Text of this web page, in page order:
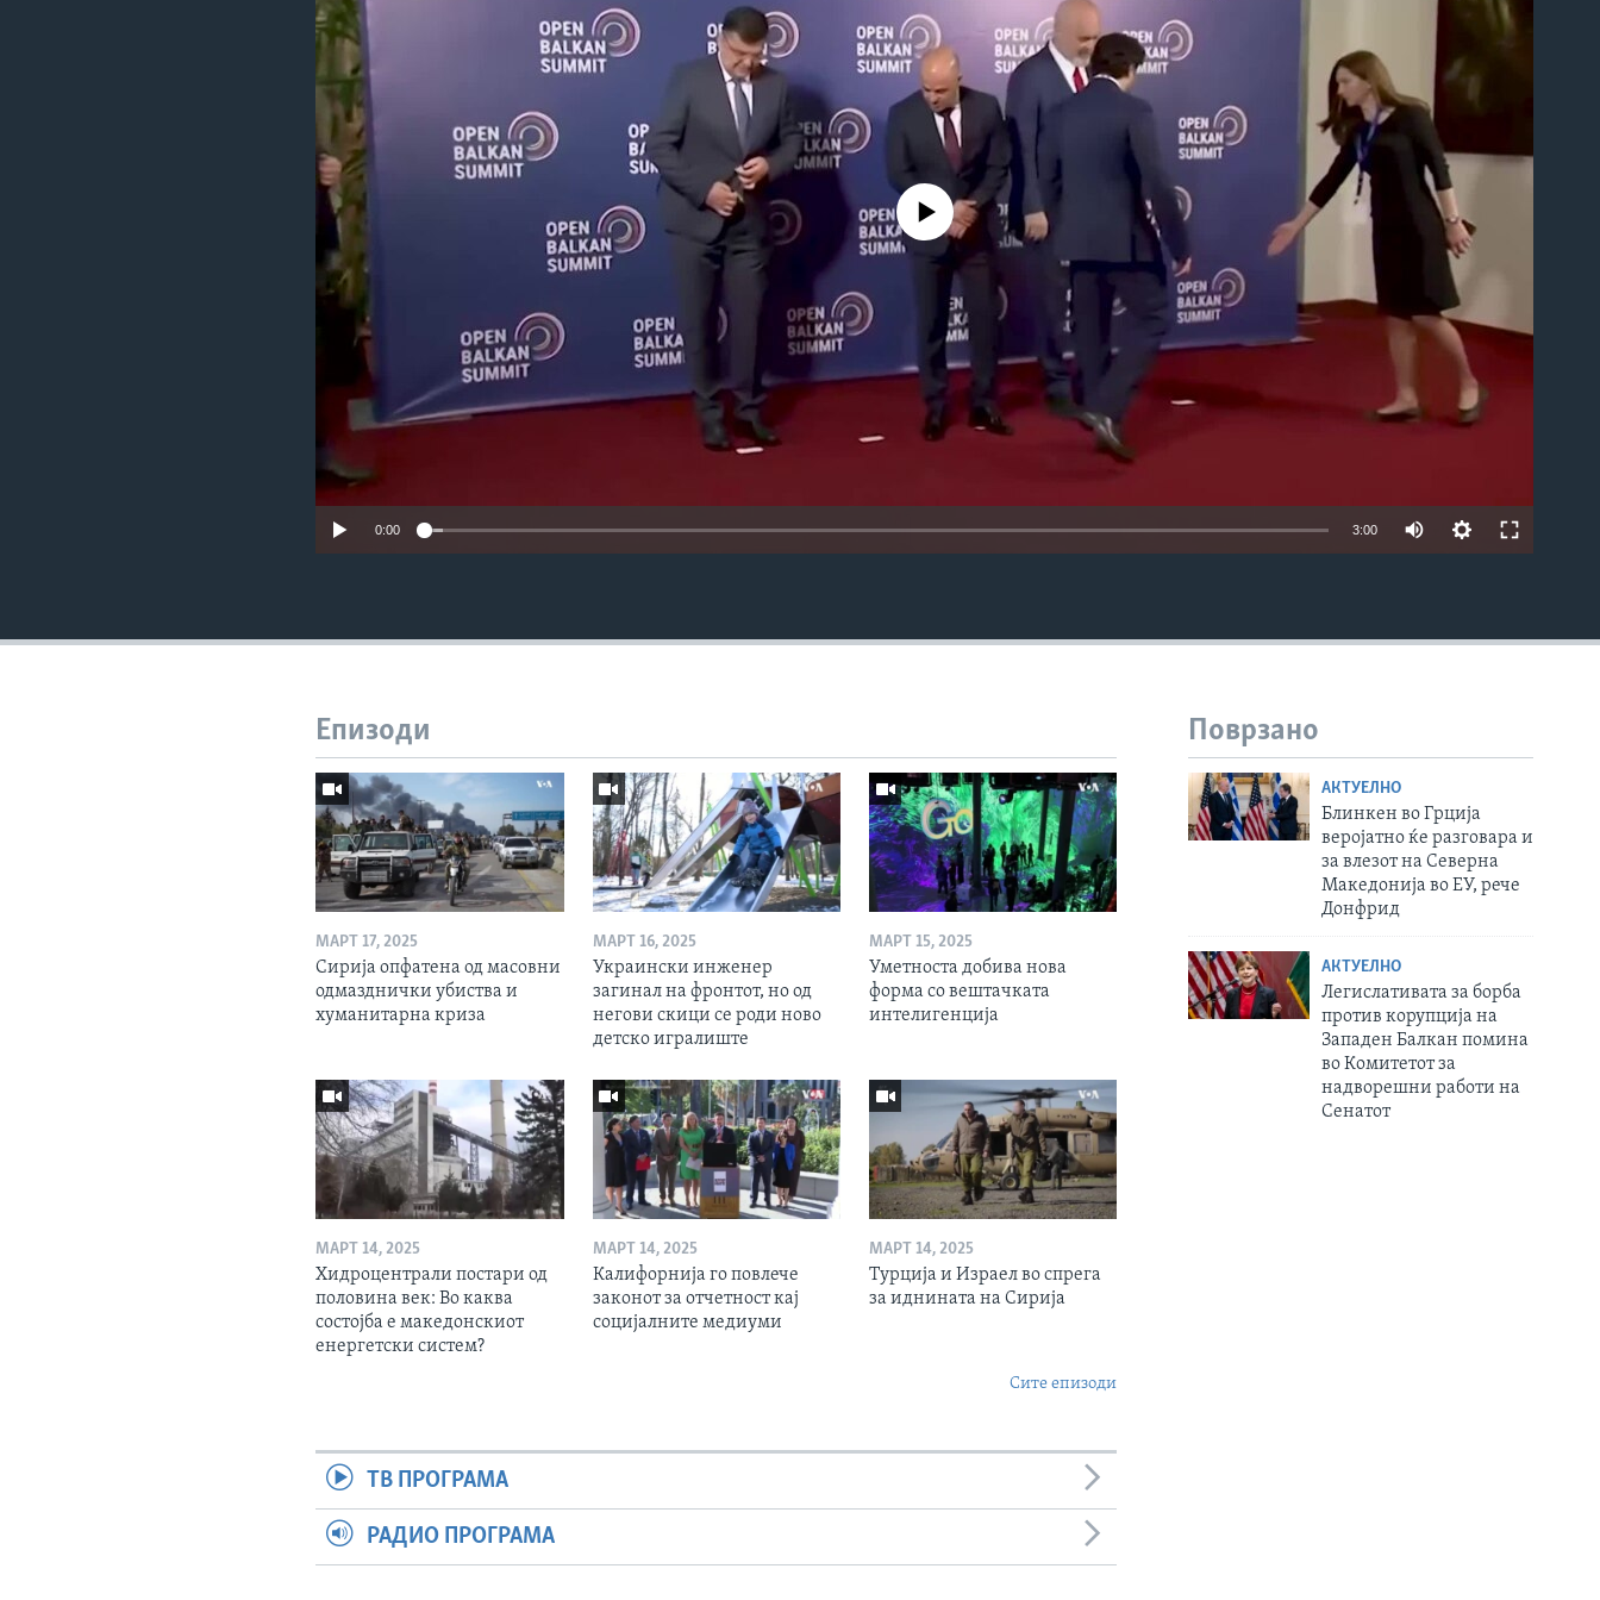
No media source currently available
0:00 3:00
Поврзано
АКТУЕЛНО
Блинкен во Грција
веројатно ќе разговара и
за влезот на Северна
Македонија во ЕУ, рече
Донфрид
АКТУЕЛНО
Легислативата за борба
против корупција на
Западен Балкан помина
во Комитетот за
надворешни работи на
Сенатот
Епизоди
МАРТ 17, 2025
Сирија опфатена од масовни
одмазднички убиства и
хуманитарна криза
МАРТ 16, 2025
Украински инженер
загинал на фронтот, но од
негови скици се роди ново
детско игралиште
МАРТ 15, 2025
Уметноста добива нова
форма со вештачката
интелигенција
МАРТ 14, 2025
Хидроцентрали постари од
половина век: Во каква
состојба е македонскиот
енергетски систем?
МАРТ 14, 2025
Калифорнија го повлече
законот за отчетност кај
социјалните медиуми
МАРТ 14, 2025
Турција и Израел во спрега
за иднината на Сирија
Сите епизоди
ТВ ПРОГРАМА
РАДИО ПРОГРАМА